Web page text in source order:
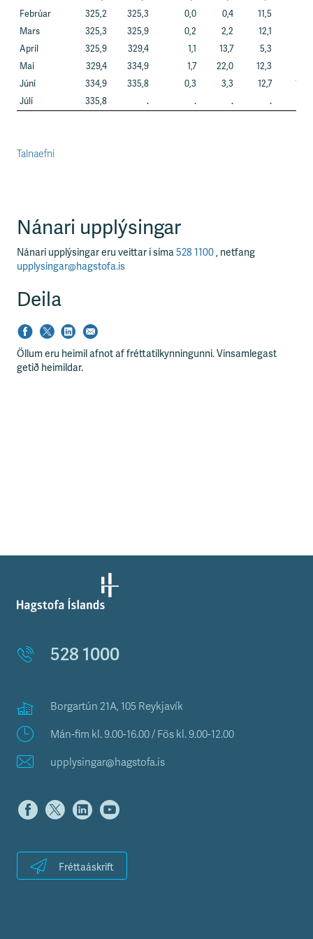
Febrúar
325,2 325,3 0,0 0,4 11,5
Mars
325,3 325,9 0,2 2,2 12,1
Apríl
325,9 329,4 1,1 13,7 5,3
Maí
329,4 334,9 1,7 22,0 12,3
Júní
334,9 335,8 0,3 3,3 12,7
12,4
Júlí
335,8 . . . .
Talnaefni
Nánari upplýsingar
Nánari upplýsingar eru veittar í síma528 1100, netfang
upplysingar@hagstofa.is
Deila
Öllum eru heimil afnot af fréttatilkynningunni. Vinsamlegast
getið heimildar.
528 1000
Borgartún 21A, 105 Reykjavík
Mán-fim kl. 9.00-16.00 / Fös kl. 9.00-12.00
upplysingar@hagstofa.is
Fréttaáskrift